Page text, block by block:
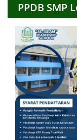
PPDB SMP